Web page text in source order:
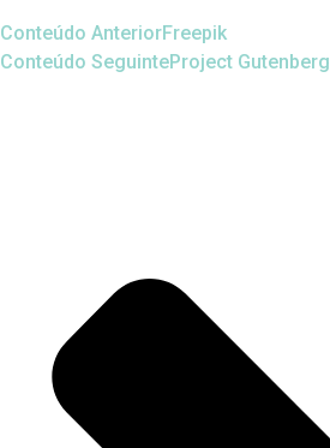
Conteúdo AnteriorFreepik
Conteúdo SeguinteProject Gutenberg